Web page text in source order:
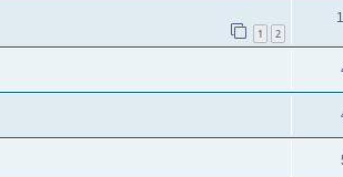
1 2